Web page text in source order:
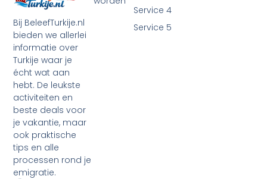
Bij BeleefTurkije.nl
bieden we allerlei
informatie over
Turkije waar je
écht wat aan
hebt. De leukste
activiteiten en
beste deals voor
je vakantie, maar
ook praktische
tips en alle
processen rond je
emigratie.
Service 4
Service 5